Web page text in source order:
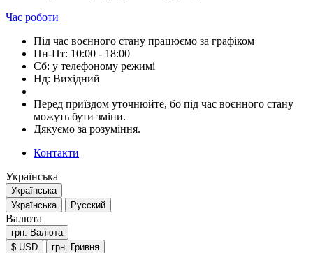
Час роботи
Під час воєнного стану працюємо за графіком
Пн-Пт: 10:00 - 18:00
Сб: у телефоному режимі
Нд: Вихідний
Перед приїздом уточнюйте, бо під час воєнного стану
можуть бути зміни.
Дякуємо за розуміння.
Контакти
Українська
Українська
Українська
Русский
Валюта
грн. Валюта
$ USD
грн. Гривня